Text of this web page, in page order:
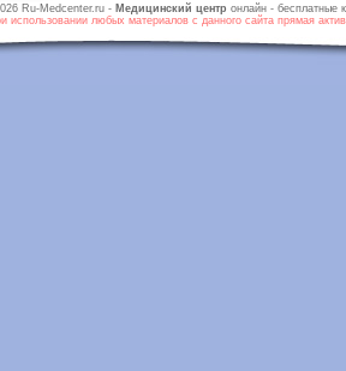
Ru-Medcenter.ru - Медицинский центр онлайн - бесплатные
использовании любых материалов с данного сайта прямая